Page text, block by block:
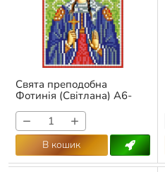
Свята преподобна
Фотинія (Світлана) А6-
− +
В кошик